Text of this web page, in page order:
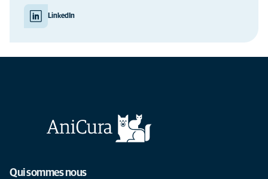
LinkedIn
Qui sommes nous